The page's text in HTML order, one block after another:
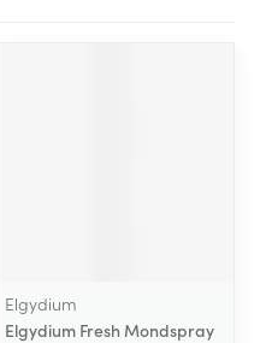
Elgydium
Elgydium Fresh Mondspray